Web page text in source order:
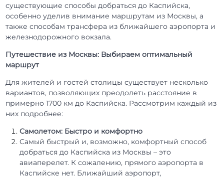
существующие способы добраться до Каспийска,
особенно уделив внимание маршрутам из Москвы, а
также способам трансфера из ближайшего аэропорта и
железнодорожного вокзала.
Путешествие из Москвы: Выбираем оптимальный
маршрут
Для жителей и гостей столицы существует несколько
вариантов, позволяющих преодолеть расстояние в
примерно 1700 км до Каспийска. Рассмотрим каждый из
них подробнее:
Самолетом: Быстро и комфортно
Самый быстрый и, возможно, комфортный способ
добраться до Каспийска из Москвы – это
авиаперелет. К сожалению, прямого аэропорта в
Каспийске нет. Ближайший аэропорт,